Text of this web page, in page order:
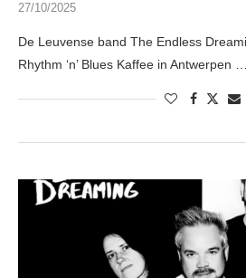
27/10/2025
De Leuvense band The Endless
Rhythm ‘n’ Blues Kaffee in Antwerpen …